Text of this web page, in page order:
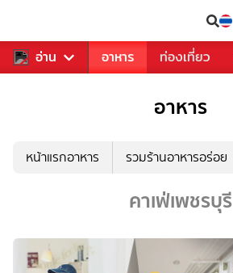
อ่าน
รวงการเพลง อาหาร ท่องเที่ยว
อาหาร
หน้าแรกอาหาร รวมร้านอาหารอร่อย
คาเฟ่เพชรบุรี